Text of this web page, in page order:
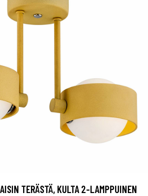
TERÄSTÄ, KULTA 2-LAMPPUINEN